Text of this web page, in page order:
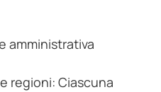
amministrativa
regioni: Ciascuna